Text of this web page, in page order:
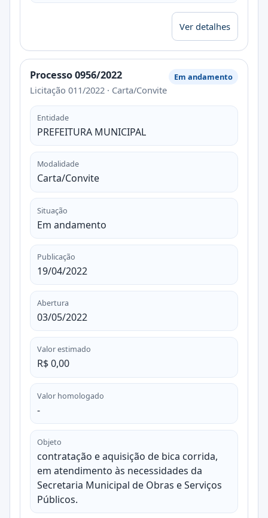
Ver detalhes
Processo 0956/2022
Licitação 011/2022 · Carta/Convite
Em andamento
Entidade
PREFEITURA MUNICIPAL
Modalidade
Carta/Convite
Situação
Em andamento
Publicação
19/04/2022
Abertura
03/05/2022
Valor estimado
R$ 0,00
Valor homologado
-
Objeto
contratação e aquisição de bica corrida,
em atendimento às necessidades da
Secretaria Municipal de Obras e Serviços
Públicos.